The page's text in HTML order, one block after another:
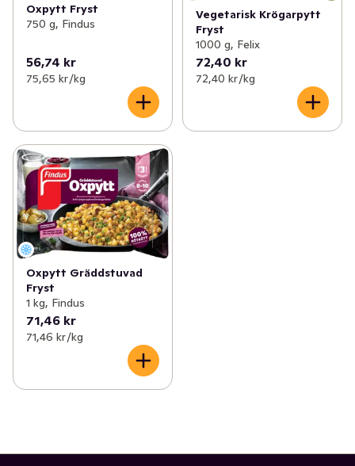
Oxpytt Fryst
750 g, Findus
56,74 kr
75,65 kr /kg
Vegetarisk Krögarpytt
Fryst
1000 g, Felix
72,40 kr
72,40 kr /kg
Oxpytt Gräddstuvad
Fryst
1 kg, Findus
71,46 kr
71,46 kr /kg